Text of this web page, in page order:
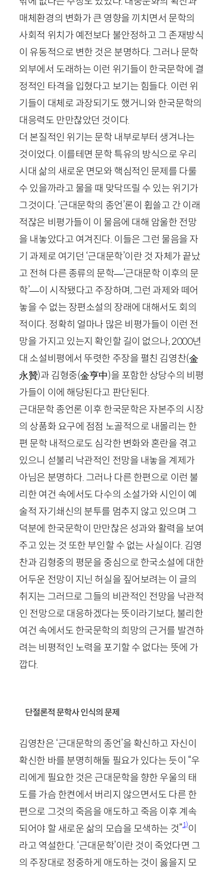
매체환경의 변화가 큰 영향을 끼치면서 문학의
사회적 위치가 예전보다 불안정하고 그 존재방식
이 유동적으로 변한 것은 분명하다. 그러나 문학
외부에서 도래하는 이런 위기들이 한국문학에 결
정적인 타격을 입혔다고 보기는 힘들다. 이런 위
기들이 대체로 과장되기도 했거니와 한국문학의
대응력도 만만찮았던 것이다.
더 본질적인 위기는 문학 내부로부터 생겨나는
것이었다. 이를테면 문학 특유의 방식으로 우리
시대 삶의 새로운 면모와 핵심적인 문제를 다룰
수 있을까라고 물을 때 맞닥뜨릴 수 있는 위기가
그것이다. ‘근대문학의 종언’론이 휩쓸고 간 이래
적잖은 비평가들이 이 물음에 대해 암울한 전망
을 내놓았다고 여겨진다. 이들은 그런 물음을 자
기 과제로 여기던 ‘근대문학’이란 것 자체가 끝났
고 전혀 다른 종류의 문학—‘근대문학 이후의 문
학’—이 시작됐다고 주장하며, 그런 과제와 떼어
놓을 수 없는 장편소설의 장래에 대해서도 회의
적이다. 정확히 얼마나 많은 비평가들이 이런 전
망을 가지고 있는지 확인할 길이 없으나,2000년
대 소설비평에서 뚜렷한 주장을 펼친 김영찬(金
永贊)과 김형중(金亨中)을 포함한 상당수의 비평
가들이 이에 해당된다고 판단된다.
근대문학 종언론 이후 한국문학은 자본주의 시장
의 상품화 요구에 점점 노골적으로 내몰리는 한
편 문학 내적으로도 심각한 변화와 혼란을 겪고
있으니 섣불리 낙관적인 전망을 내놓을 계제가
아님은 분명하다. 그러나 다른 한편으로 이런 불
리한 여건 속에서도 다수의 소설가와 시인이 예
술적 자기쇄신의 분투를 멈추지 않고 있으며 그
덕분에 한국문학이 만만찮은 성과와 활력을 보여
주고 있는 것 또한 부인할 수 없는 사실이다. 김영
찬과 김형중의 평문을 중심으로 한국소설에 대한
어두운 전망이 지닌 허실을 짚어보려는 이 글의
취지는 그러므로 그들의 비관적인 전망을 낙관적
인 전망으로 대응하겠다는 뜻이라기보다, 불리한
여건 속에서도 한국문학의 희망의 근거를 발견하
려는 비평적인 노력을 포기할 수 없다는 뜻에 가
깝다.
단절론적 문학사 인식의 문제
김영찬은 ‘근대문학의 종언’을 확신하고 자신이
확신한 바를 분명히해둘 필요가 있다는 듯이 “우
리에게 필요한 것은 근대문학을 향한 우울의 태
도를 가슴 한켠에서 버리지 않으면서도 다른 한
편으로 그것의 죽음을 애도하고 죽음 이후 계속
되어야 할 새로운 삶의 모습을 모색하는 것”1)이
라고 역설한다. ‘근대문학’이란 것이 죽었다면 그
의 주장대로 정중하게 애도하는 것이 옳을지 모